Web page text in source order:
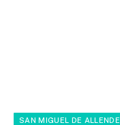
SAN MIGUEL DE ALLENDE